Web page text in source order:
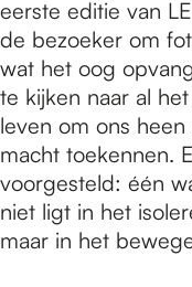
eerste editie van
de bezoeker om
wat het oog
te kijken naar al
leven om ons
macht toekennen.
voorgesteld: één
niet ligt in het
maar in het